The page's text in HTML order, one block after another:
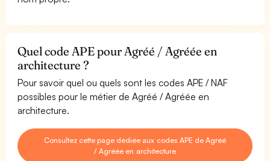
Quel code APE pour Agréé / Agréée en
architecture ?
Pour savoir quel ou quels sont les codes APE / NAF
possibles pour le métier de Agréé / Agréée en
architecture.
Consultez cette page dédiée aux codes APE de Agréé
/ Agréée en architecture